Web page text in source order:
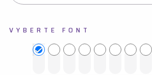
VYBERTE FONT